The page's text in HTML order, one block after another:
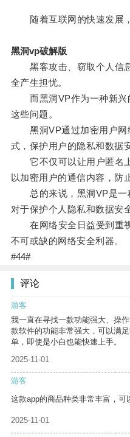
随着互联网的快速发展，
黑洞vp破解版
黑客攻击、窃取个人信息
全产生担忧。
而黑洞VP作为一种新兴
这些问题。
黑洞VP通过加密用户网
式，保护用户的隐私和数据
它不仅可以让用户匿名
以加密用户的通信内容，防
总的来说，黑洞VP是一
对于保护个人隐私和数据安
在网络安全日益受到重视
不可或缺的网络安全利器。
#44#
评论
游客
我一直在寻找一款功能强大、操
款软件的功能非常强大，可以满
单，即使是小白也能快速上手。
2025-11-01
游客
这款app的商品种类非常丰富，可
2025-11-01